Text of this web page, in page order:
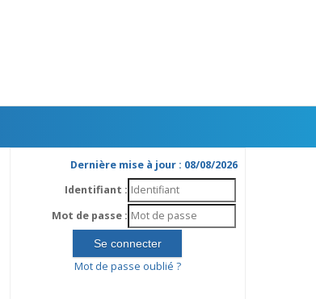
Dernière mise à jour : 08/08/2026
Identifiant :
Mot de passe :
Mot de passe oublié ?